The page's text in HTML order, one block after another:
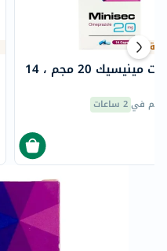
كبسولات مينيسيك 20 مجم ، 14
في2 ساعات